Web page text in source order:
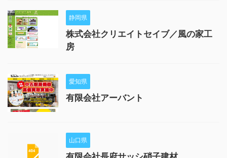
静岡県
株式会社クリエイトセイブ／風の家工
房
愛知県
有限会社アーバント
山口県